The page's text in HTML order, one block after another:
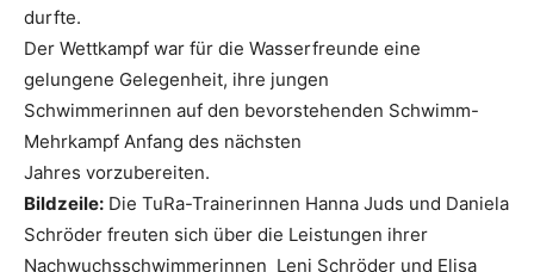
durfte.
Der Wettkampf war für die Wasserfreunde eine
gelungene Gelegenheit, ihre jungen
Schwimmerinnen auf den bevorstehenden Schwimm-
Mehrkampf Anfang des nächsten
Jahres vorzubereiten.
Bildzeile: Die TuRa-Trainerinnen Hanna Juds und Daniela
Schröder freuten sich über die Leistungen ihrer
Nachwuchsschwimmerinnen Leni Schröder und Elisa